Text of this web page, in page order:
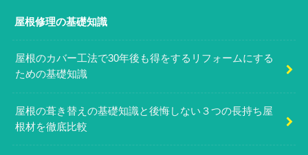
屋根修理の基礎知識
屋根のカバー工法で30年後も得をするリフォームにする
ための基礎知識
屋根の葺き替えの基礎知識と後悔しない３つの長持ち屋
根材を徹底比較